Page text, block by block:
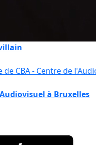
à Bruxelles